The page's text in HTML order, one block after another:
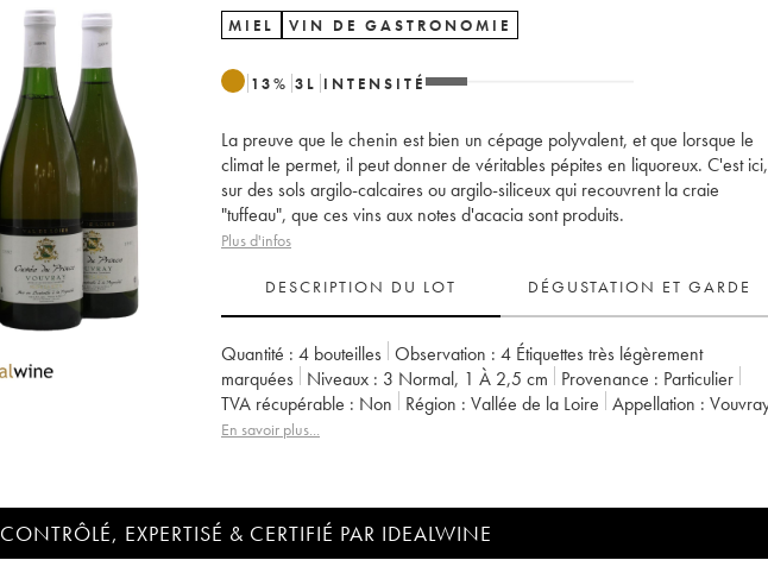
MIEL VIN DE GASTRONOMIE
13% 3 L INTENSITÉ
La preuve que le chenin est bien un cépage polyvalent, et que lorsque le
climat le permet, il peut donner de véritables pépites en liquoreux. C'est ici,
sur des sols argilo-calcaires ou argilo-siliceux qui recouvrent la craie
"tuffeau", que ces vins aux notes d'acacia sont produits.
Plus d'infos
DESCRIPTION DU LOT DÉGUSTATION ET GARDE
Quantité : 4 bouteilles Observation : 4 Étiquettes très légèrement
marquées
Niveaux : 3 Normal, 1 À 2,5 cm Provenance : particulier
TVA récupérable :
non Région : Vallée de la Loire Appellation :
En savoir plus...
CONTRÔLÉ, EXPERTISÉ & CERTIFIÉ PAR IDEALWINE